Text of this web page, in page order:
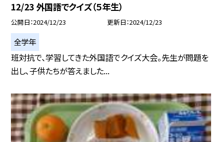
12/23 外国語でクイズ（５年生）
公開日 2024/12/23 更新日 2024/12/23
全学年
班対抗で、学習してきた外国語でクイズ大会。先生が問題を
出し、子供たちが答えました...